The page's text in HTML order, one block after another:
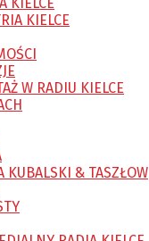
KIELCE
KIELCE
W RADIU KIELCE
KUBALSKI & TASZŁOW